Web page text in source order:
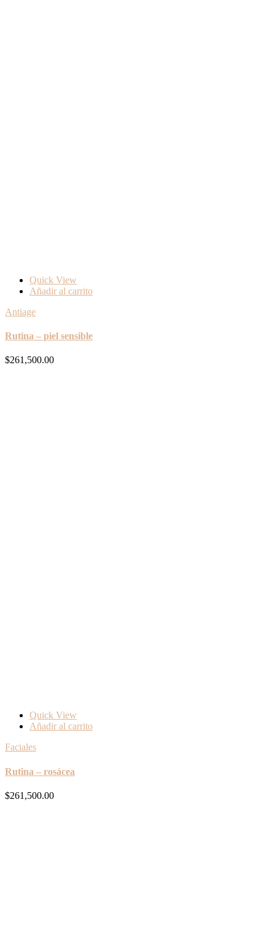
Quick View
Añadir al carrito
Antiage
Rutina – piel sensible
$261,500.00
Quick View
Añadir al carrito
Faciales
Rutina – rosácea
$261,500.00